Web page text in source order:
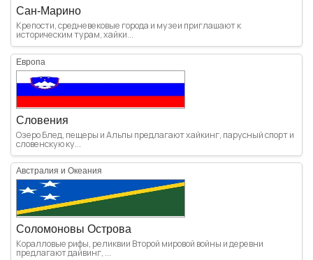
Сан-Марино
Крепости, средневековые города и музеи приглашают к
историческим турам, хайки...
Европа
Словения
Озеро Блед, пещеры и Альпы предлагают хайкинг, парусный спорт и
словенскую ку...
Австралия и Океания
Соломоновы Острова
Коралловые рифы, реликвии Второй мировой войны и деревни
предлагают дайвинг, ...